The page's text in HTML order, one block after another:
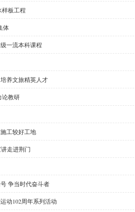
板工程
体
一流本科课程
养文旅精英人才
论教研
工较好工地
走进荆门
争当时代奋斗者
动102周年系列活动